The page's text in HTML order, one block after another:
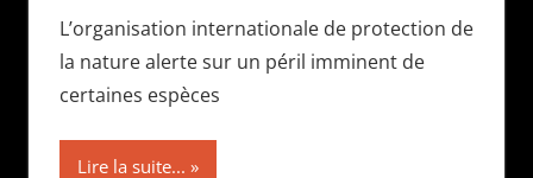
L’organisation internationale de protection de
la nature alerte sur un péril imminent de
certaines espèces
Lire la suite...